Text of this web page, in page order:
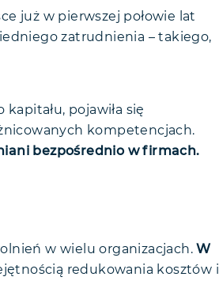
już w pierwszej połowie lat
zatrudnienia – takiego,
pojawiła się
kompetencjach.
bezpośrednio w firmach.
w wielu organizacjach. W
redukowania kosztów i